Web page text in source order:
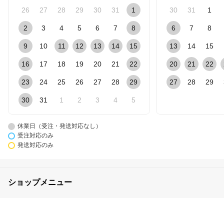
26 27 28 29 30 31 1
2 3 4 5 6 7 8
9 10 11 12 13 14 15
16 17 18 19 20 21 22
23 24 25 26 27 28 29
30 31 1 2 3 4 5
30 31 1
6 7 8
13 14 15
20 21 22
27 28 29
休業日（受注・発送対応なし）
受注対応のみ
発送対応のみ
ショップメニュー